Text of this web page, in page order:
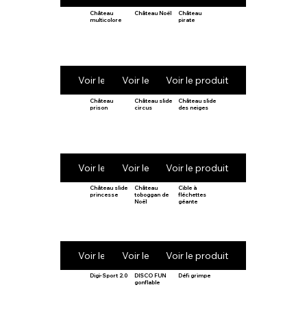
Château
multicolore
Voir le produit
Château Noël
Voir le produit
Château
pirate
Voir le produit
Château
prison
Voir le produit
Château slide
circus
Voir le produit
Château slide
des neiges
Voir le produit
Château slide
princesse
Voir le produit
Château
toboggan de
Noël
Voir le produit
Cible à
fléchettes
géante
Voir le produit
Digi-Sport 2.0
DISCO FUN
gonflable
Défi grimpe